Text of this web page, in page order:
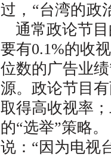
过，“台湾的政
通常政论节
要有0.1%的收
位数的广告业
源。政论节目
取得高收视率
的“选举”策略
说：“因为电视